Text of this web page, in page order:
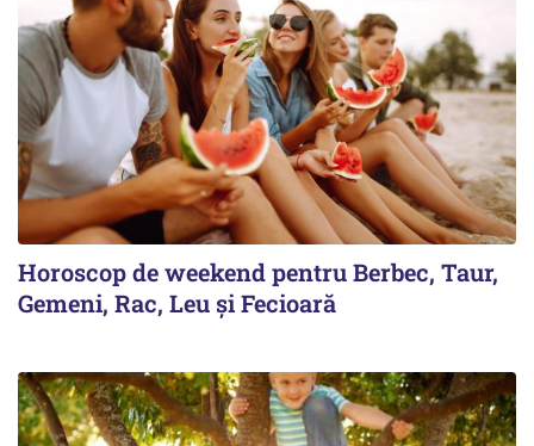
Horoscop de weekend pentru Berbec, Taur,
Gemeni, Rac, Leu și Fecioară